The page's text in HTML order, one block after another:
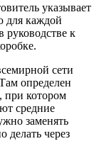
указывает
для каждой
к
сети
определен
при котором
средние
заменять
делать через